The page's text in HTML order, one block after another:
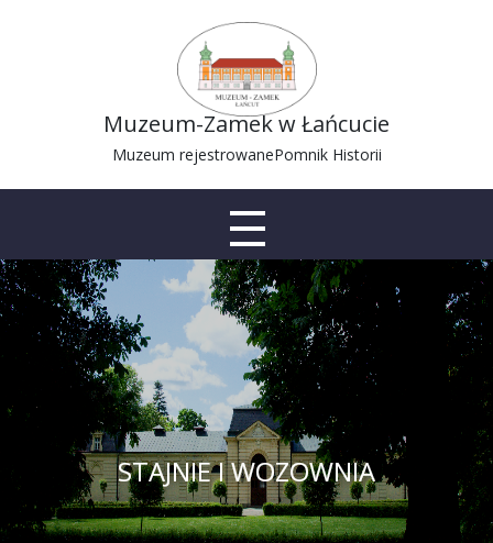
Muzeum-Zamek w Łańcucie
Muzeum rejestrowanePomnik Historii
STAJNIE I WOZOWNIA